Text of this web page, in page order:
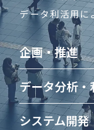
データ利活用に
企画・推進
データ分析・
システム開発